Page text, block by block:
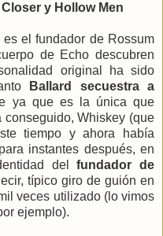
y Hollow Men
el fundador de Rossum
de Echo descubren
original ha sido
Ballard secuestra a
ya que es la única que
Whiskey (que
tiempo y ahora había
instantes después, en
delfundador de
típico giro de guión en
veces utilizado (lo vimos
ejemplo).